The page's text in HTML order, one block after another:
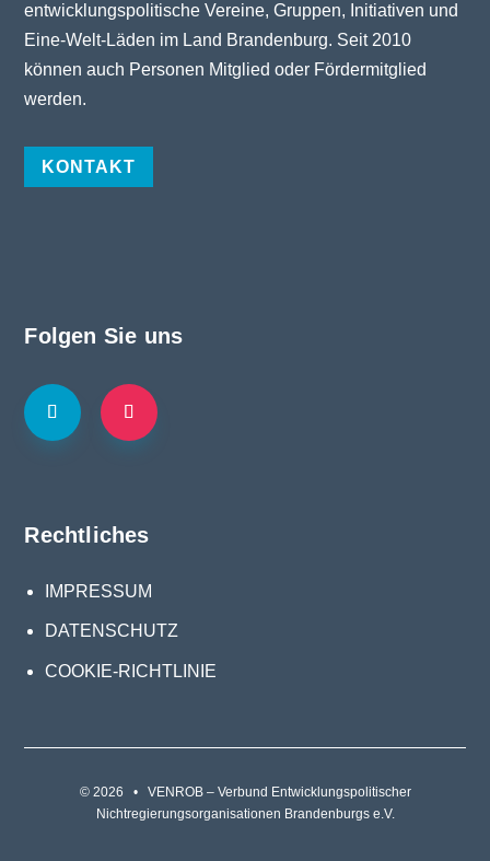
entwicklungspolitische Vereine, Gruppen, Initiativen und
Eine-Welt-Läden im Land Brandenburg. Seit 2010
können auch Personen Mitglied oder Fördermitglied
werden.
KONTAKT
Folgen Sie uns
Rechtliches
IMPRESSUM
DATENSCHUTZ
COOKIE-RICHTLINIE
© 2026 • VENROB – Verbund Entwicklungspolitischer
Nichtregierungsorganisationen Brandenburgs e.V.